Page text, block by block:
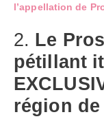
l’appellation de
2. Le
pétillant
région de